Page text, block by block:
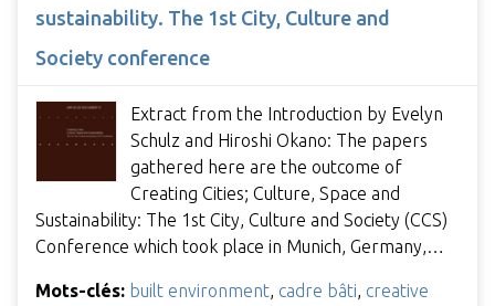
sustainability. The 1st City, Culture and
Society conference
Extract from the Introduction by Evelyn
Schulz and Hiroshi Okano: The papers
gathered here are the outcome of
Creating Cities; Culture, Space and
Sustainability: The 1st City, Culture and Society (CCS)
Conference which took place in Munich, Germany,…
Mots-clés: built environment, cadre bâti, creative